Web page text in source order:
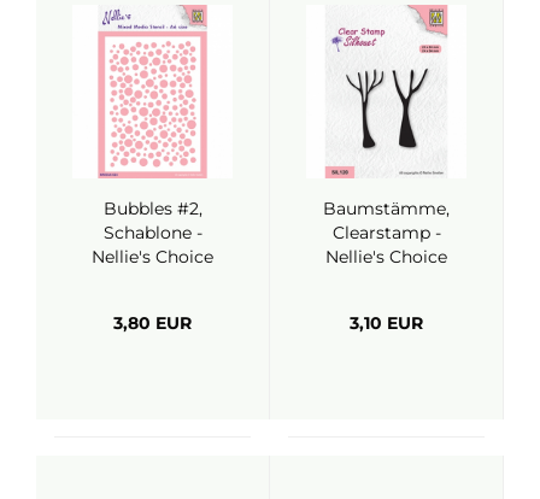
Bubbles #2,
Schablone -
Nellie's Choice
3,80 EUR
Baumstämme,
Clearstamp -
Nellie's Choice
3,10 EUR